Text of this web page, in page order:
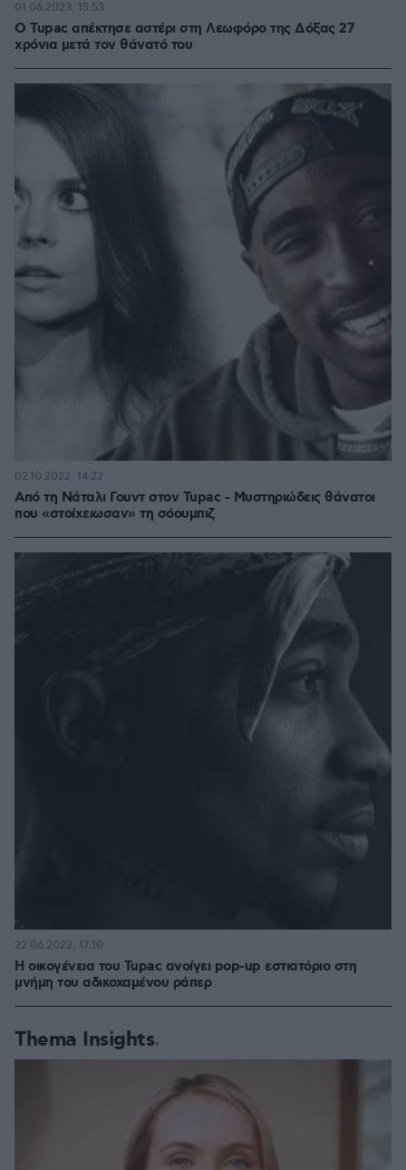
Ο Tupac απέκτησε αστέρι στη Λεωφόρο της Δόξας 27
χρόνια μετά τον θάνατό του
01.06.2023, 15:53
Από τη Νάταλι Γουντ στον Tupac - Μυστηριώδεις θάνατοι
που «στοίχειωσαν» τη σόουμπιζ
02.10.2022, 14:22
Η οικογένεια του Tupac ανοίγει pop-up εστιατόριο στη
μνήμη του αδικοχαμένου ράπερ
22.06.2022, 17:10
Thema Insights